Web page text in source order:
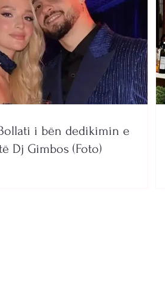
i bën dedikimin e
Dj Gimbos (Foto)